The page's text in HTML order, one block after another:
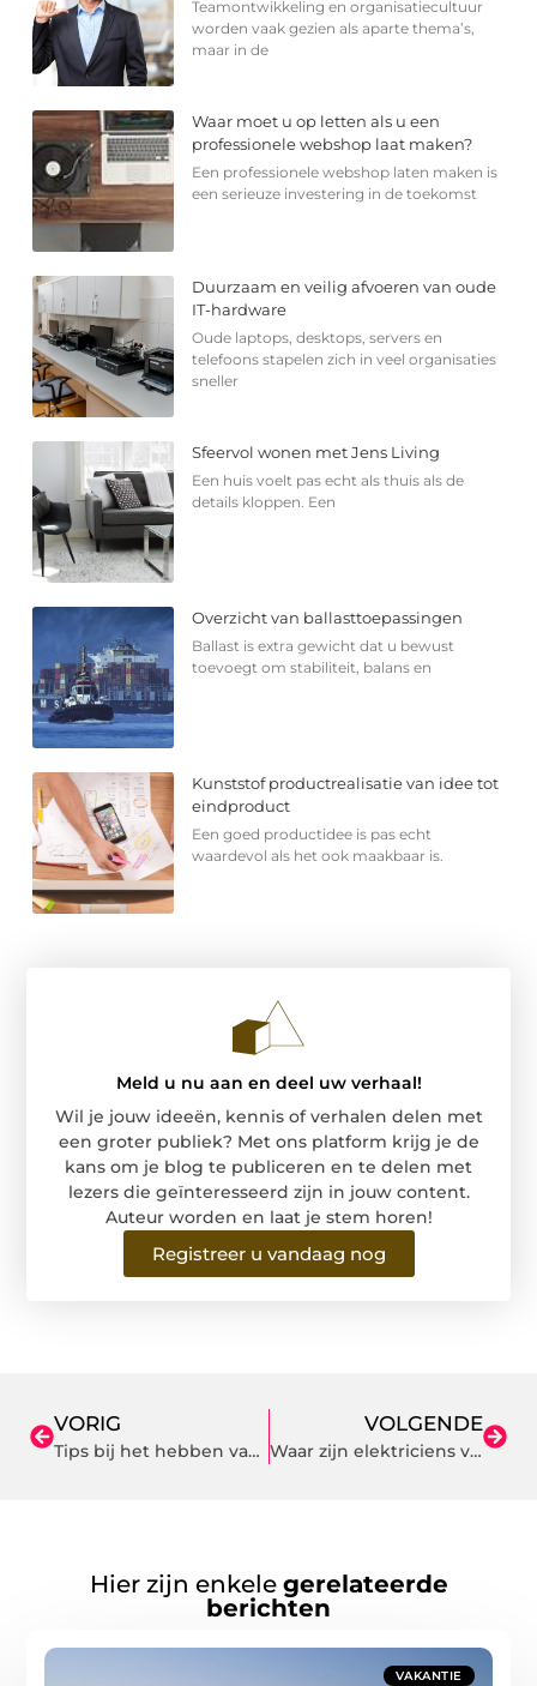
Teamontwikkeling en organisatiecultuur
worden vaak gezien als aparte thema’s,
maar in de
Waar moet u op letten als u een
professionele webshop laat maken?
Een professionele webshop laten maken is
een serieuze investering in de toekomst
Duurzaam en veilig afvoeren van oude
IT-hardware
Oude laptops, desktops, servers en
telefoons stapelen zich in veel organisaties
sneller
Sfeervol wonen met Jens Living
Een huis voelt pas echt als thuis als de
details kloppen. Een
Overzicht van ballasttoepassingen
Ballast is extra gewicht dat u bewust
toevoegt om stabiliteit, balans en
Kunststof productrealisatie van idee tot
eindproduct
Een goed productidee is pas echt
waardevol als het ook maakbaar is.
Meld u nu aan en deel uw verhaal!
Wil je jouw ideeën, kennis of verhalen delen met
een groter publiek? Met ons platform krijg je de
kans om je blog te publiceren en te delen met
lezers die geïnteresseerd zijn in jouw content.
Auteur worden en laat je stem horen!
Registreer u vandaag nog
VORIG
Tips bij het hebben van cadeau stress
VOLGENDE
Waar zijn elektriciens verantwoordelijk voor?
Hier zijn enkele gerelateerde
berichten
VAKANTIE